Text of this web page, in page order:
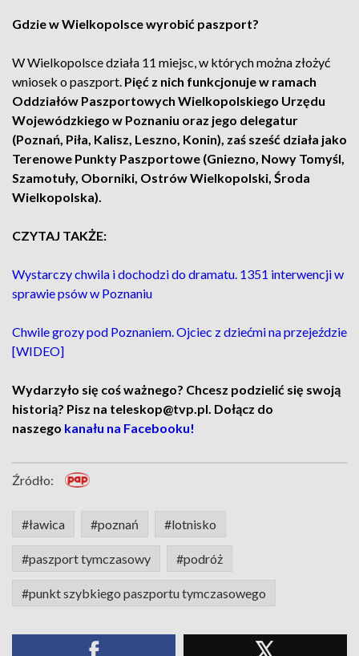
Gdzie w Wielkopolsce wyrobić paszport?
W Wielkopolsce działa 11 miejsc, w których można złożyć
wniosek o paszport. Pięć z nich funkcjonuje w ramach
Oddziałów Paszportowych Wielkopolskiego Urzędu
Wojewódzkiego w Poznaniu oraz jego delegatur
(Poznań, Piła, Kalisz, Leszno, Konin), zaś sześć działa jako
Terenowe Punkty Paszportowe (Gniezno, Nowy Tomyśl,
Szamotuły, Oborniki, Ostrów Wielkopolski, Środa
Wielkopolska).
CZYTAJ TAKŻE:
Wystarczy chwila i dochodzi do dramatu. 1351 interwencji w
sprawie psów w Poznaniu
Chwile grozy pod Poznaniem. Ojciec z dziećmi na przejeździe
[WIDEO]
Wydarzyło się coś ważnego? Chcesz podzielić się swoją
historią? Pisz na teleskop@tvp.pl. Dołącz do
naszego kanału na Facebooku!
Źródło:
#ławica #poznań #lotnisko
#paszport tymczasowy #podróż
#punkt szybkiego paszportu tymczasowego